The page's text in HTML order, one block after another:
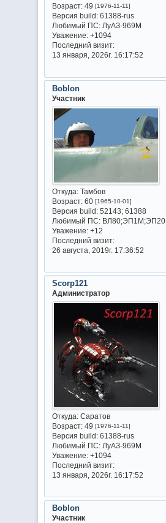
Возраст:49 [1976-11-11]
Версия build:61388-rus
Любимый ПС:ЛуАЗ-969М
Уважение: +1094
Последний визит:
13 января, 2026г. 16:17:52
Boblon
Участник
Откуда:Тамбов
Возраст:60 [1965-10-01]
Версия build:52143; 61388
Любимый ПС:ВЛ80;ЭП1М;ЭП20
Уважение: +12
Последний визит:
26 августа, 2019г. 17:36:52
Scorp121
Администратор
Откуда:Саратов
Возраст:49 [1976-11-11]
Версия build:61388-rus
Любимый ПС:ЛуАЗ-969М
Уважение: +1094
Последний визит:
13 января, 2026г. 16:17:52
Boblon
Участник